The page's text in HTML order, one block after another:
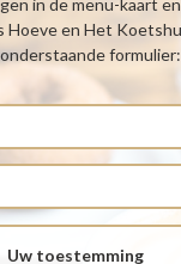
en Het
formulier:
Uw toestemming